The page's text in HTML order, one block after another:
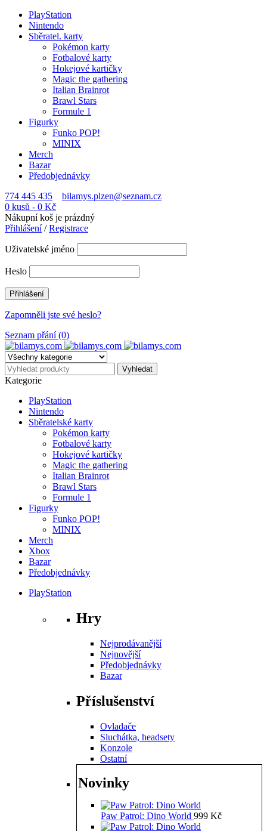
PlayStation
Nintendo
Sběratel. karty
Pokémon karty
Fotbalové karty
Hokejové kartičky
Magic the gathering
Italian Brainrot
Brawl Stars
Formule 1
Figurky
Funko POP!
MINIX
Merch
Bazar
Předobjednávky
774 445 435
bilamys.plzen@seznam.cz
0 kusů - 0 Kč
Nákupní koš je prázdný
Přihlášení/Registrace
Uživatelské jméno
Heslo
Zapomněli jste své heslo?
Seznam přání (0)
Kategorie
PlayStation
Nintendo
Sběratelské karty
Pokémon karty
Fotbalové karty
Hokejové kartičky
Magic the gathering
Italian Brainrot
Brawl Stars
Formule 1
Figurky
Funko POP!
MINIX
Merch
Xbox
Bazar
Předobjednávky
PlayStation
Hry
Nejprodávanější
Nejnovější
Předobjednávky
Bazar
Příslušenství
Ovladače
Sluchátka, headsety
Konzole
Ostatní
Novinky
Paw Patrol: Dino World 999 Kč